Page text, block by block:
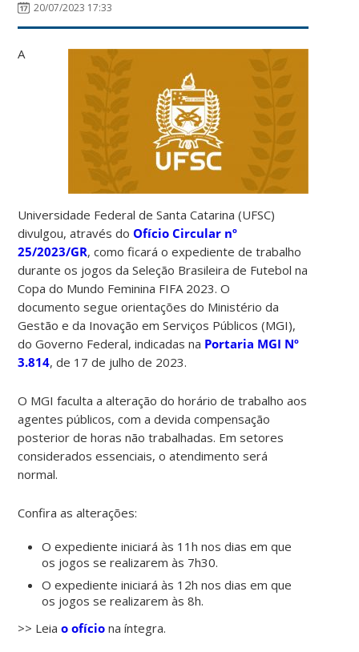
20/07/2023 17:33
A
Universidade Federal de Santa Catarina (UFSC)
divulgou, através doOfício Circular nº
25/2023/GR, como ficará o expediente de trabalho
durante os jogos da Seleção Brasileira de Futebol na
Copa do Mundo Feminina FIFA 2023. O
documento segue orientações do Ministério da
Gestão e da Inovação em Serviços Públicos (MGI),
do Governo Federal, indicadas na Portaria MGI Nº
3.814, de 17 de julho de 2023.
O MGI faculta a alteração do horário de trabalho aos
agentes públicos, com a devida compensação
posterior de horas não trabalhadas. Em setores
considerados essenciais, o atendimento será
normal.
Confira as alterações:
O expediente iniciará às 11h nos dias em que
os jogos se realizarem às 7h30.
O expediente iniciará às 12h nos dias em que
os jogos se realizarem às 8h.
>> Leiao ofício na íntegra.